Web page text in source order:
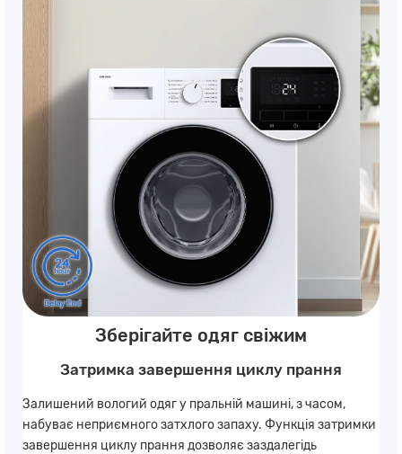
Зберігайте одяг свіжим
Затримка завершення циклу прання
Залишений вологий одяг у пральній машині, з часом,
набуває неприємного затхлого запаху. Функція затримки
завершення циклу прання дозволяє заздалегідь